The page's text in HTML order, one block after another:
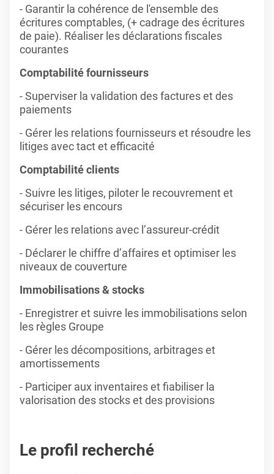
- Garantir la cohérence de l'ensemble des
écritures comptables, (+ cadrage des écritures
de paie). Réaliser les déclarations fiscales
courantes
Comptabilité fournisseurs
- Superviser la validation des factures et des
paiements
- Gérer les relations fournisseurs et résoudre les
litiges avec tact et efficacité
Comptabilité clients
- Suivre les litiges, piloter le recouvrement et
sécuriser les encours
- Gérer les relations avec l’assureur-crédit
- Déclarer le chiffre d’affaires et optimiser les
niveaux de couverture
Immobilisations & stocks
- Enregistrer et suivre les immobilisations selon
les règles Groupe
- Gérer les décompositions, arbitrages et
amortissements
- Participer aux inventaires et fiabiliser la
valorisation des stocks et des provisions
Le profil recherché